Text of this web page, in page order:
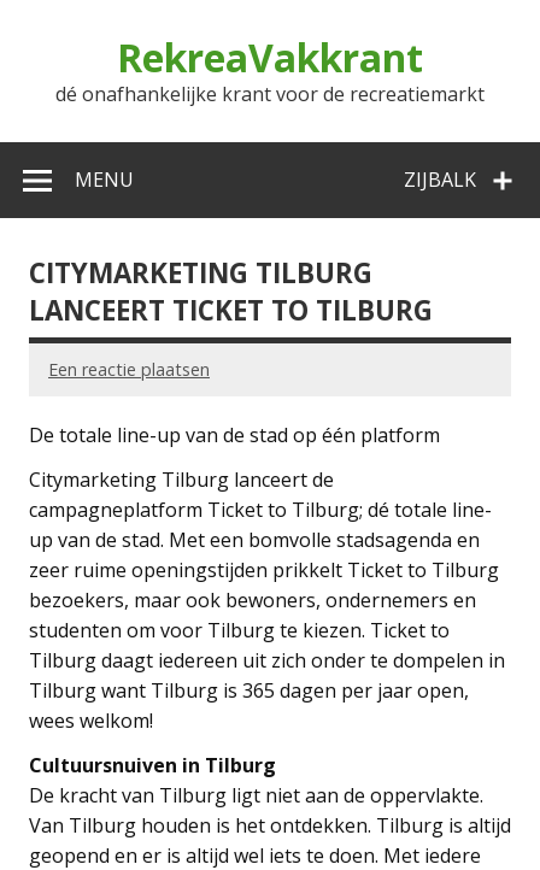
RekreaVakkrant
dé onafhankelijke krant voor de recreatiemarkt
ZIJBALK
MENU
CITYMARKETING TILBURG
LANCEERT TICKET TO TILBURG
Een reactie plaatsen
De totale line-up van de stad op één platform
Citymarketing Tilburg lanceert de
campagneplatform Ticket to Tilburg; dé totale line-
up van de stad. Met een bomvolle stadsagenda en
zeer ruime openingstijden prikkelt Ticket to Tilburg
bezoekers, maar ook bewoners, ondernemers en
studenten om voor Tilburg te kiezen. Ticket to
Tilburg daagt iedereen uit zich onder te dompelen in
Tilburg want Tilburg is 365 dagen per jaar open,
wees welkom!
Cultuursnuiven in Tilburg
De kracht van Tilburg ligt niet aan de oppervlakte.
Van Tilburg houden is het ontdekken. Tilburg is altijd
geopend en er is altijd wel iets te doen. Met iedere